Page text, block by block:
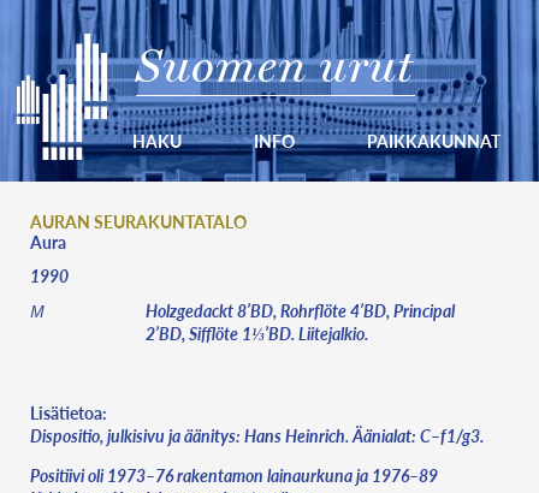
Suomen urut
HAKU INFO PAIKKAKUNNAT
AURAN SEURAKUNTATALO
Aura
1990
M
Holzgedackt 8’BD, Rohrflöte 4’BD, Principal
2’BD, Sifflöte 1⅓’BD. Liitejalkio.
Lisätietoa:
Dispositio, julkisivu ja äänitys: Hans Heinrich. Äänialat: C–f1/g3.
Positiivi oli 1973–76 rakentamon lainaurkuna ja 1976–89